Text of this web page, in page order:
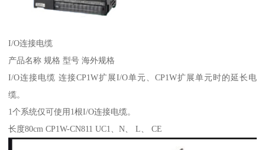
I/O连接电缆
产品名称 规格 型号 海外规格
I/O连接电缆 连接CP1W扩展I/O单元、CP1W扩展单元时的延长电
缆。
1个系统仅可使用1根I/O连接电缆。
长度80cm CP1W-CN811 UC1、N、 L、 CE